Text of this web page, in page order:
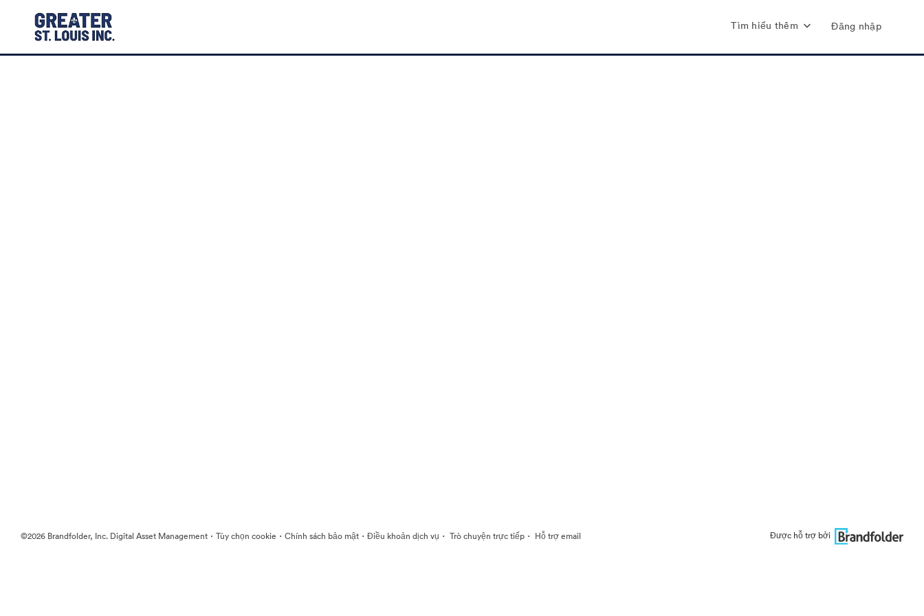
Tìm hiểu thêm Đăng nhập
©2026 Brandfolder, Inc. Digital Asset Management · Tùy chọn cookie · Chính sách bảo mật · Điều khoản dịch vụ · Trò chuyện trực tiếp · Hỗ trợ email Được hỗ trợ bởi